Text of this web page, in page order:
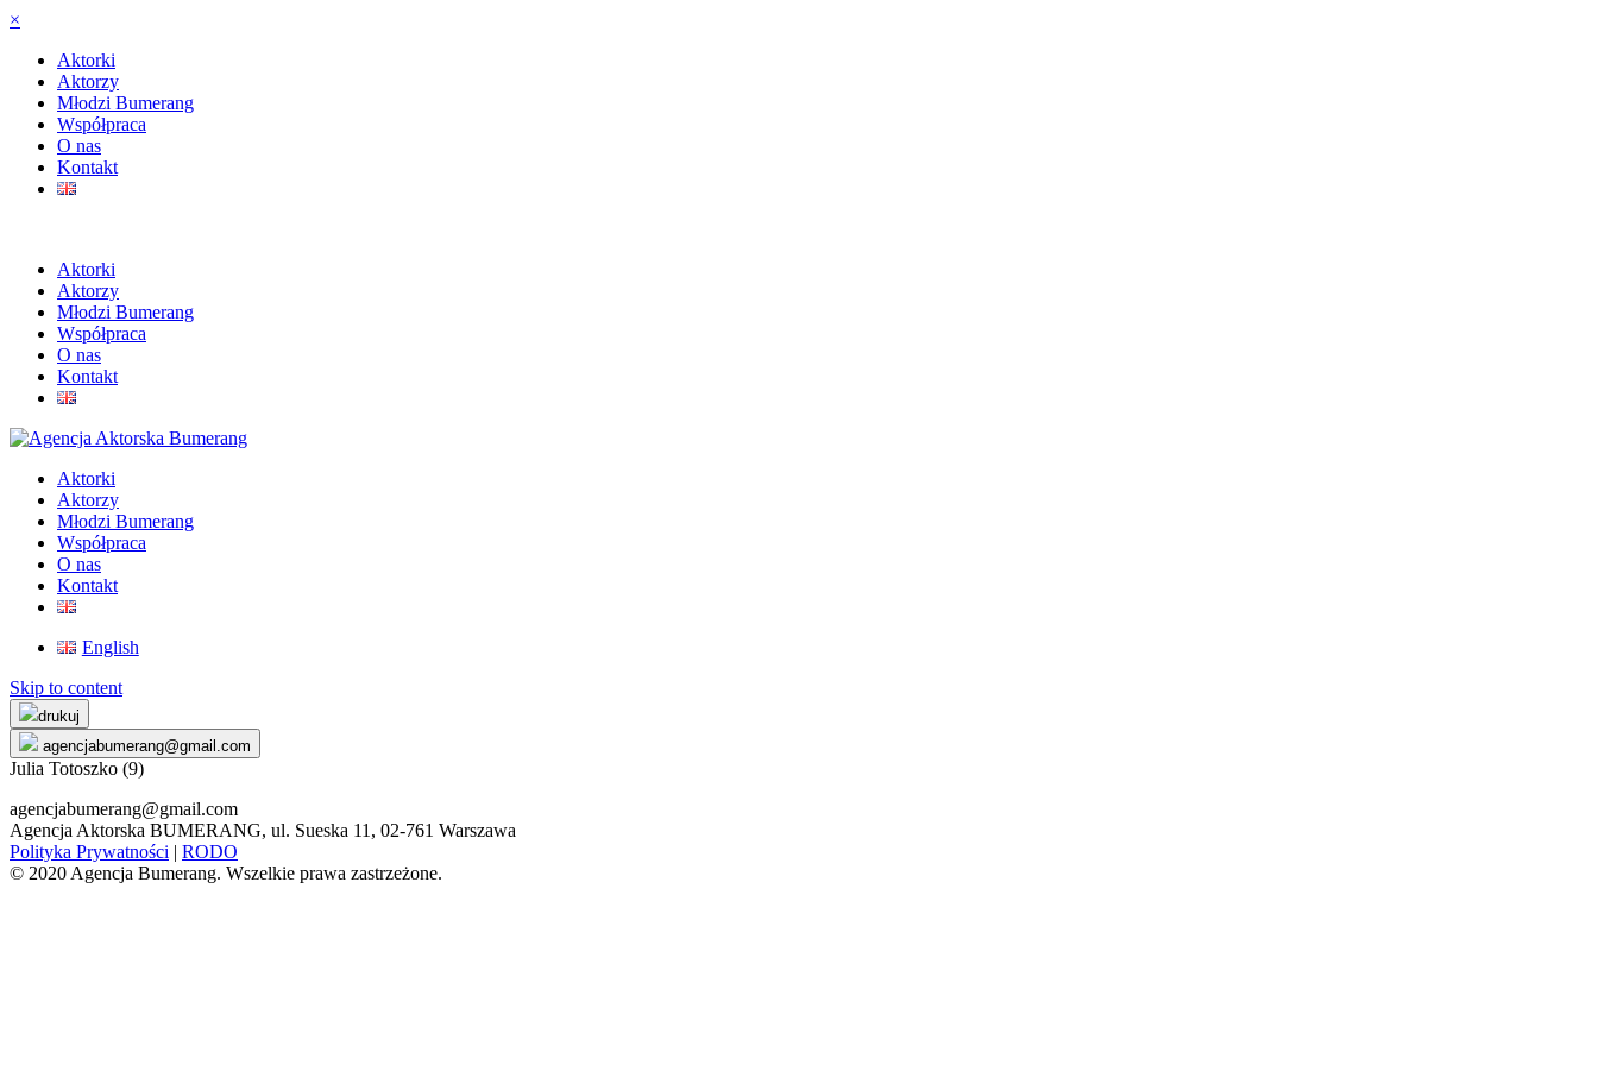
×
Aktorki
Aktorzy
Młodzi Bumerang
Współpraca
O nas
Kontakt
Aktorki
Aktorzy
Młodzi Bumerang
Współpraca
O nas
Kontakt
Aktorki
Aktorzy
Młodzi Bumerang
Współpraca
O nas
Kontakt
English
Skip to content
drukuj
agencjabumerang@gmail.com
Julia Totoszko (9)
agencjabumerang@gmail.com
Agencja Aktorska BUMERANG, ul. Sueska 11, 02-761 Warszawa
Polityka Prywatności | RODO
© 2020 Agencja Bumerang. Wszelkie prawa zastrzeżone.